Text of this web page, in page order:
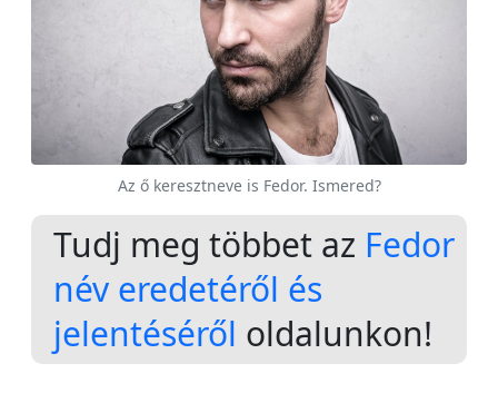
Az ő keresztneve is Fedor. Ismered?
Tudj meg többet az Fedor
név eredetéről és
jelentéséről oldalunkon!